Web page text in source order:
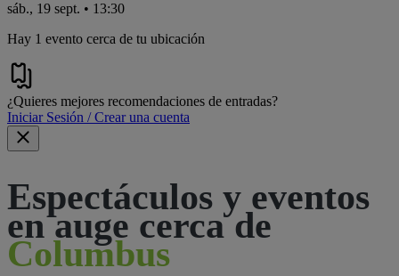
sáb., 19 sept. • 13:30
Hay 1 evento cerca de tu ubicación
¿Quieres mejores recomendaciones de entradas?
Iniciar Sesión / Crear una cuenta
Espectáculos y eventos
en auge cerca de
Columbus